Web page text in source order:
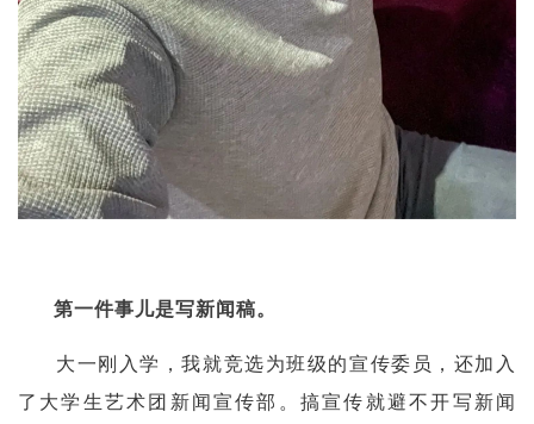
第一件事儿是写新闻稿。
大一刚入学，我就竞选为班级的宣传委员，还加入
了大学生艺术团新闻宣传部。搞宣传就避不开写新闻